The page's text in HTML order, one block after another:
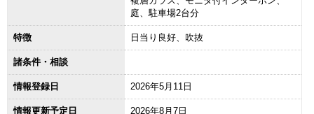
庭、駐車場2台分
特徴 日当り良好、吹抜
諸条件・相談
情報登録日 2026年5月11日
情報更新予定日 2026年8月7日